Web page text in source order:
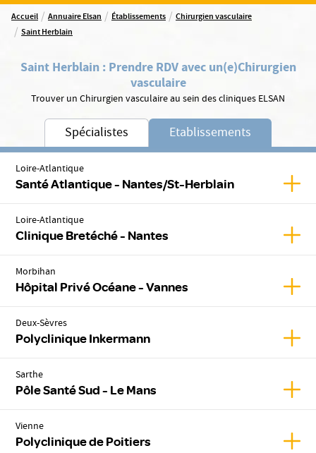
Accueil / Annuaire Elsan / Établissements / Chirurgien vasculaire
/ Saint Herblain
Saint Herblain: Prendre RDV avec un(e)Chirurgien
vasculaire
Trouver un Chirurgien vasculaire au sein des cliniques ELSAN
Spécialistes Etablissements
Loire-Atlantique
Santé Atlantique - Nantes/St-Herblain
Loire-Atlantique
Clinique Bretéché - Nantes
Morbihan
Hôpital Privé Océane - Vannes
Deux-Sèvres
Polyclinique Inkermann
Sarthe
Pôle Santé Sud - Le Mans
Vienne
Polyclinique de Poitiers